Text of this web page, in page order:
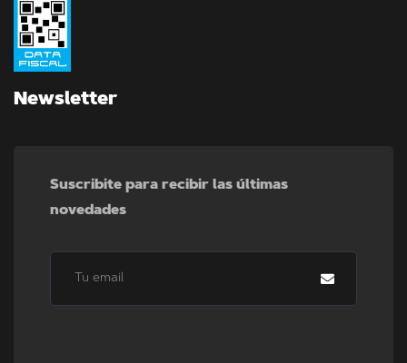
Newsletter
Suscribite para recibir las últimas
novedades